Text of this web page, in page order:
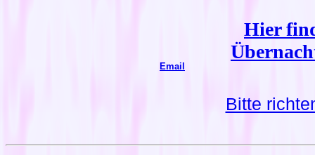
Email
Hier
Bitte